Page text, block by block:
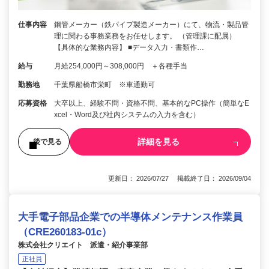
仕事内容
鋼管メーカー（鉄パイプ製造メーカー）にて、物流・製品管
理に関わる事務業務をお任せします。 （管理課に配属）
【具体的な業務内容】 ■データ入力・書類作…
給与 月給254,000円～308,000円 ＋各種手当
勤務地 千葉県船橋市栄町 ※車通勤可
応募資格
大卒以上、経験不問・資格不問、基本的なPC操作（簡単なE
xcel・Word及び社内システムの入力を含む）
後で見る 詳細を見る
更新日： 2026/07/27 掲載終了日： 2026/09/04
大手電子部品企業での半導体メンテナンス作業員
（CRE260183-01c）
株式会社クリエイト 派遣・紹介事業部
正社員